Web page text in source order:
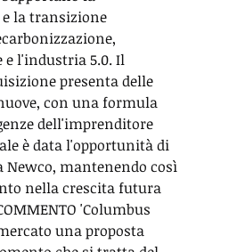
la transizione
l'industria 5.0. Il
presenta delle
con una formula
dell'imprenditore
è data l'opportunità di
Newco, mantenendo così
nella crescita futura
'Columbus
una proposta